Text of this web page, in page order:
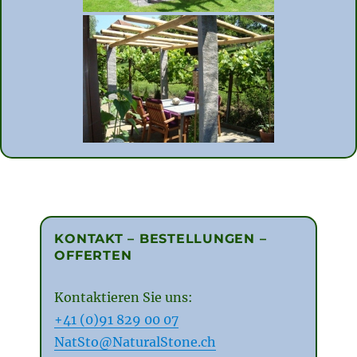
KONTAKT – BESTELLUNGEN –
OFFERTEN
Kontaktieren Sie uns:
+41 (0)91 829 00 07
NatSto@NaturalStone.ch